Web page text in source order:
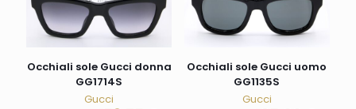
Occhiali sole Gucci donna
GG1714S
Gucci
Occhiali sole Gucci uomo
GG1135S
Gucci